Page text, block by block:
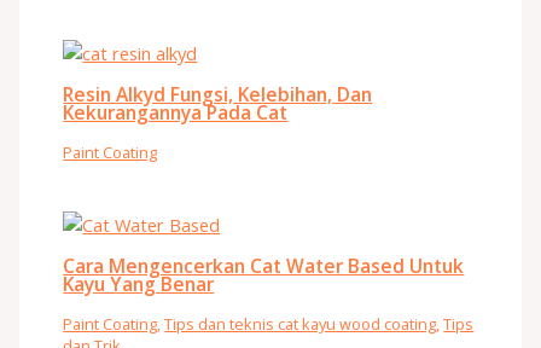
Resin Alkyd Fungsi, Kelebihan, Dan
Kekurangannya Pada Cat
Paint Coating
Cara Mengencerkan Cat Water Based Untuk
Kayu Yang Benar
Paint Coating ,Tips dan teknis cat kayu wood coating ,Tips